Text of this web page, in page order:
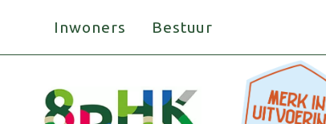
Inwoners Bestuur